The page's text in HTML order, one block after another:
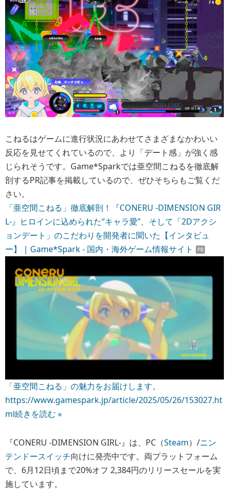
こねるはゲームに進行状況にあわせてさまざまなかわいい
反応を見せてくれているので、より「デート感」が強く感
じられそうです。Game*Sparkでは亜空間こねるを徹底解
剖するPR記事を掲載しているので、ぜひそちらもご覧くだ
さい。
「亜空間こねる」徹底解剖！『CONERU -DIMENSION GIR
L-』ヒロインに込められた“キャラ愛”、そして「2Dアクシ
ョンデート」のこだわりを開発者に聞いた【インタビュ
ー】 | Game*Spark - 国内・海外ゲーム情報サイト
PR
「亜空間こねる」の魅力をお届けします。
https://www.gamespark.jp/article/2025/05/26/153027.ht
ml続きを読む »
『CONERU -DIMENSION GIRL-』は、PC（Steam）/ニン
テンドースイッチ向けに発売中です。両プラットフォーム
で、6月12日頃まで20%オフ 2,384円のリリースセールを実
施しています。